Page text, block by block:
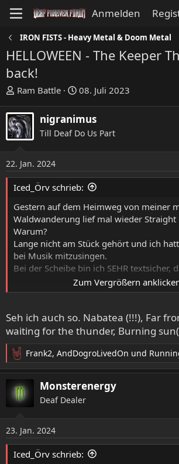
Anmelden
IRON FISTS - Heavy Metal & Doom Metal
HELLOWEEN - The Keeper
back!
E
s
t
e
l
e
r
Ram Battle
E
s
t
e
l
t
a
08. Juli 2023
nigranimus
Till Deaf Do Us Part
22. Jan. 2024
Iced_Örv schrieb:
Gestern auf dem Heimweg von meiner
Waldwanderung lief mal wieder Straight
Warum?
Lange nicht am Stück gehört und ich
bei Musik mitzusingen.
Bei der Scheibe bin ich SEHR textsicher,
Was ein Album. Kein Wunder, dass ich
Da wusste ich direkt wieder, warum ich
noch als meine Lieblingsband bezeichne.
Zum Vergrößern
Seh ich auch so. Nabatea (!!!), Far
waiting for the thunder, Burning
R
e
k
t
n
e
n
Frank2, AndDogroLivedOn und
Monsterenergy
Deaf Dealer
23. Jan. 2024
Iced_Örv schrieb: